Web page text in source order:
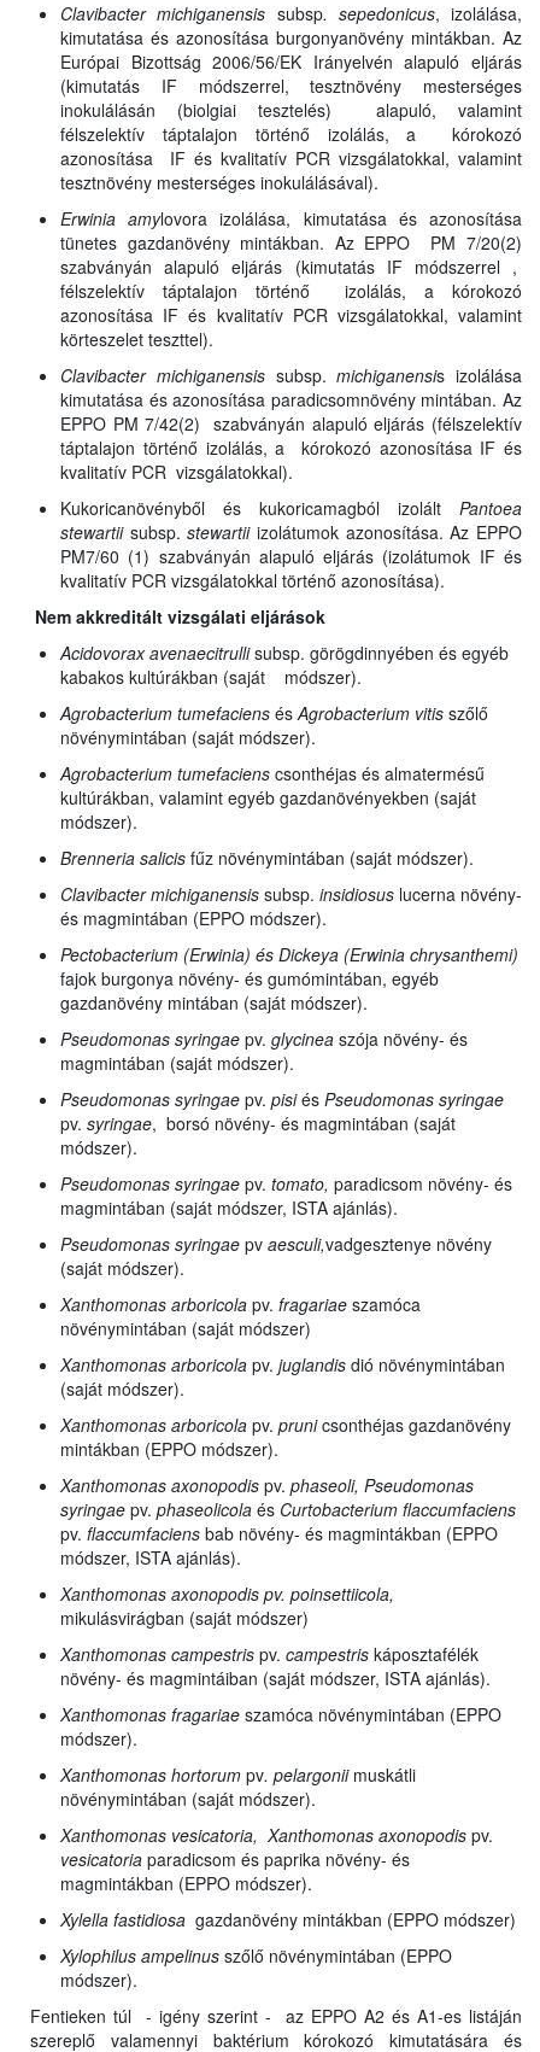
Clavibacter michiganensis subsp. sepedonicus, izolálása,
kimutatása és azonosítása burgonyanövény mintákban. Az
Európai Bizottság 2006/56/EK Irányelvén alapuló eljárás
(kimutatás IF módszerrel, tesztnövény mesterséges
inokulálásán (biolgiai tesztelés) alapuló, valamint
félszelektív táptalajon történő izolálás, a kórokozó
azonosítása IF és kvalitatív PCR vizsgálatokkal, valamint
tesztnövény mesterséges inokulálásával).
Erwinia amylovora izolálása, kimutatása és azonosítása
tünetes gazdanövény mintákban. Az EPPO PM 7/20(2)
szabványán alapuló eljárás (kimutatás IF módszerrel ,
félszelektív táptalajon történő izolálás, a kórokozó
azonosítása IF és kvalitatív PCR vizsgálatokkal, valamint
körteszelet teszttel).
Clavibacter michiganensissubsp.michiganensis izolálása
kimutatása és azonosítása paradicsomnövény mintában. Az
EPPO PM 7/42(2) szabványán alapuló eljárás (félszelektív
táptalajon történő izolálás, a kórokozó azonosítása IF és
kvalitatív PCR vizsgálatokkal).
Kukoricanövényből és kukoricamagból izolált Pantoea
stewartii subsp. stewartiiizolátumok azonosítása. Az EPPO
PM7/60 (1) szabványán alapuló eljárás (izolátumok IF és
kvalitatív PCR vizsgálatokkal történő azonosítása).
Nem akkreditált vizsgálati eljárások
Acidovorax avenaecitrullisubsp. görögdinnyében és egyéb
kabakos kultúrákban (saját módszer).
Agrobacterium tumefaciens ésAgrobacterium vitis szőlő
növénymintában (saját módszer).
Agrobacterium tumefaciens csonthéjas és almatermésű
kultúrákban, valamint egyéb gazdanövényekben (saját
módszer).
Brenneria salicis fűz növénymintában (saját módszer).
Clavibacter michiganensis subsp. insidiosus lucerna növény-
és magmintában (EPPO módszer).
Pectobacterium (Erwinia) és Dickeya (Erwinia chrysanthemi)
fajok burgonya növény- és gumómintában, egyéb
gazdanövény mintában (saját módszer).
Pseudomonas syringae pv. glycinea szója növény- és
magmintában (saját módszer).
Pseudomonas syringae pv. pisiés Pseudomonas syringae
pv. syringae, borsó növény- és magmintában (saját
módszer).
Pseudomonas syringae pv. tomato, paradicsom növény- és
magmintában (saját módszer, ISTA ajánlás).
Pseudomonas syringae pv aesculi,vadgesztenye növény
(saját módszer).
Xanthomonas arboricola pv. fragariae szamóca
növénymintában (saját módszer)
Xanthomonas arboricola pv. juglandis dió növénymintában
(saját módszer).
Xanthomonas arboricola pv. prunicsonthéjas gazdanövény
mintákban (EPPO módszer).
Xanthomonas axonopodis pv. phaseoli, Pseudomonas
syringae pv. phaseolicola és Curtobacterium flaccumfaciens
pv. flaccumfaciens bab növény- és magmintákban (EPPO
módszer, ISTA ajánlás).
Xanthomonas axonopodis pv. poinsettiicola,
mikulásvirágban (saját módszer)
Xanthomonas campestris pv. campestris káposztafélék
növény- és magmintáiban (saját módszer, ISTA ajánlás).
Xanthomonas fragariae szamóca növénymintában (EPPO
módszer).
Xanthomonas hortorum pv. pelargoniimuskátli
növénymintában (saját módszer).
Xanthomonas vesicatoria, Xanthomonas axonopodis pv.
vesicatoria paradicsom és paprika növény- és
magmintákban (EPPO módszer).
Xylella fastidiosa gazdanövény mintákban (EPPO módszer)
Xylophilus ampelinus szőlő növénymintában (EPPO
módszer).
Fentieken túl - igény szerint - az EPPO A2 és A1-es listáján
szereplő valamennyi baktérium kórokozó kimutatására és